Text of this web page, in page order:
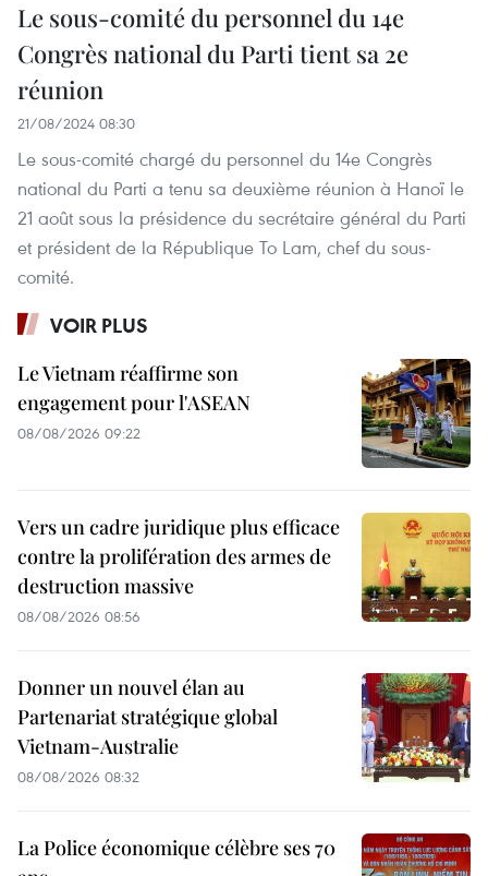
Le sous-comité du personnel du 14e
Congrès national du Parti tient sa 2e
réunion
21/08/2024 08:30
Le sous-comité chargé du personnel du 14e Congrès
national du Parti a tenu sa deuxième réunion à Hanoï le
21 août sous la présidence du secrétaire général du Parti
et président de la République To Lam, chef du sous-
comité.
VOIR PLUS
Le Vietnam réaffirme son
engagement pour l'ASEAN
08/08/2026 09:22
Vers un cadre juridique plus efficace
contre la prolifération des armes de
destruction massive
08/08/2026 08:56
Donner un nouvel élan au
Partenariat stratégique global
Vietnam-Australie
08/08/2026 08:32
La Police économique célèbre ses 70